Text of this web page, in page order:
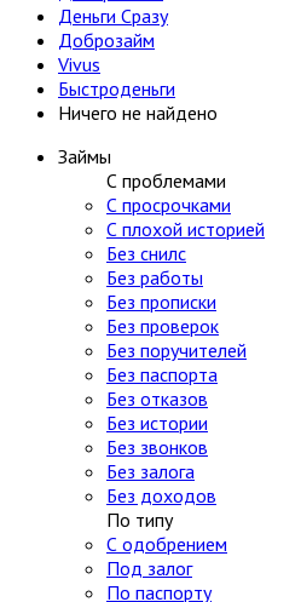
Деньги Сразу
Доброзайм
Vivus
Быстроденьги
Ничего не найдено
Займы
С проблемами
С просрочками
С плохой историей
Без снилс
Без работы
Без прописки
Без проверок
Без поручителей
Без паспорта
Без отказов
Без истории
Без звонков
Без залога
Без доходов
По типу
С одобрением
Под залог
По паспорту